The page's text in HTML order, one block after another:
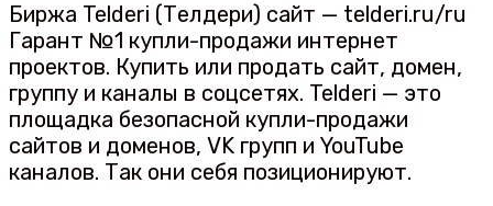
Биржа Telderi (Телдери) сайт — telderi.ru/ru
Гарант №1 купли-продажи интернет
проектов. Купить или продать сайт, домен,
группу и каналы в соцсетях. Telderi — это
площадка безопасной купли-продажи
сайтов и доменов, VK групп и YouTube
каналов. Так они себя позиционируют.